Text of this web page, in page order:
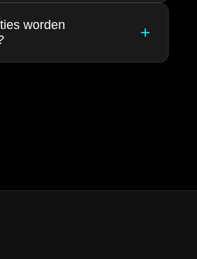
genereert volledig
meestal 1-2 minuten
en serverbelasting.
kunnen iets langer duren.
worden
+